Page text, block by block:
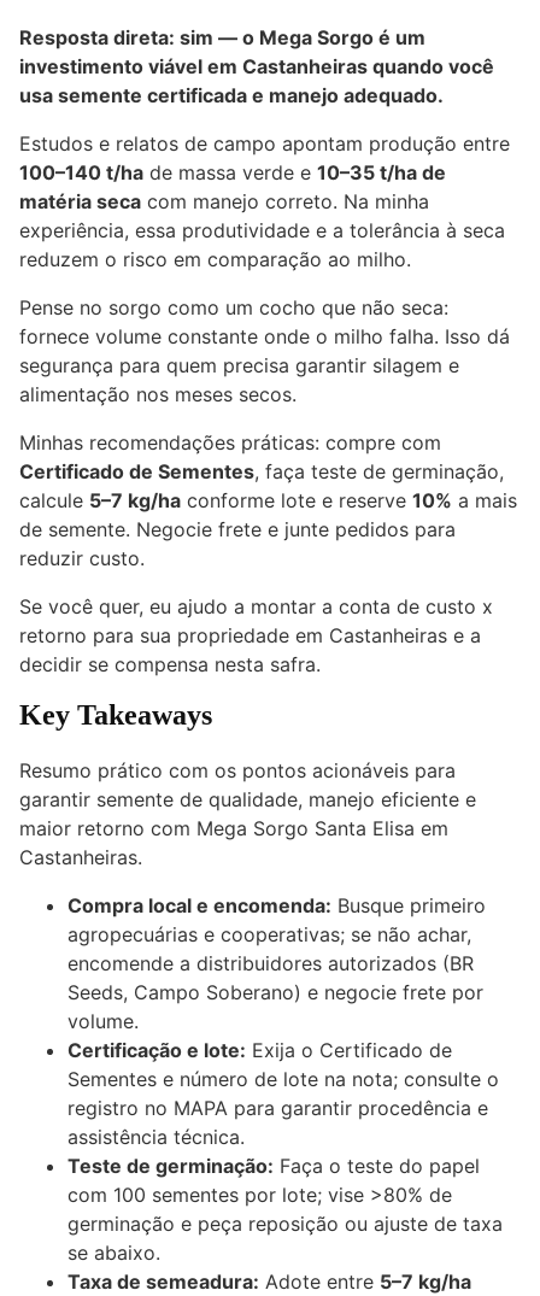
Resposta direta: sim — o Mega Sorgo é um
investimento viável em Castanheiras quando você
usa semente certificada e manejo adequado.
Estudos e relatos de campo apontam produção entre
100–140 t/ha de massa verde e 10–35 t/ha de
matéria seca com manejo correto. Na minha
experiência, essa produtividade e a tolerância à seca
reduzem o risco em comparação ao milho.
Pense no sorgo como um cocho que não seca:
fornece volume constante onde o milho falha. Isso dá
segurança para quem precisa garantir silagem e
alimentação nos meses secos.
Minhas recomendações práticas: compre com
Certificado de Sementes, faça teste de germinação,
calcule 5–7 kg/ha conforme lote e reserve 10% a mais
de semente. Negocie frete e junte pedidos para
reduzir custo.
Se você quer, eu ajudo a montar a conta de custo x
retorno para sua propriedade em Castanheiras e a
decidir se compensa nesta safra.
Key Takeaways
Resumo prático com os pontos acionáveis para
garantir semente de qualidade, manejo eficiente e
maior retorno com Mega Sorgo Santa Elisa em
Castanheiras.
Compra local e encomenda: Busque primeiro
agropecuárias e cooperativas; se não achar,
encomende a distribuidores autorizados (BR
Seeds, Campo Soberano) e negocie frete por
volume.
Certificação e lote: Exija o Certificado de
Sementes e número de lote na nota; consulte o
registro no MAPA para garantir procedência e
assistência técnica.
Teste de germinação: Faça o teste do papel
com 100 sementes por lote; vise >80% de
germinação e peça reposição ou ajuste de taxa
se abaixo.
Taxa de semeadura: Adote entre 5–7 kg/ha